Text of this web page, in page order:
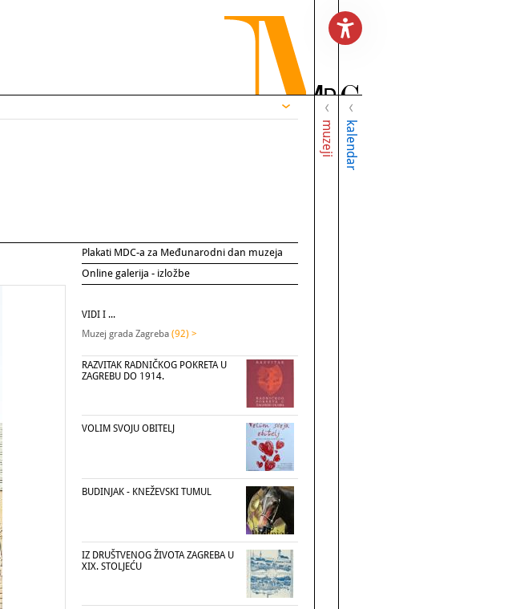
muzeji kalendar
Plakati MDC-a za Međunarodni dan muzeja
Online galerija - izložbe
VIDI I ...
Muzej grada Zagreba (92) >
RAZVITAK RADNIČKOG POKRETA U
ZAGREBU DO 1914.
VOLIM SVOJU OBITELJ
BUDINJAK - KNEŽEVSKI TUMUL
IZ DRUŠTVENOG ŽIVOTA ZAGREBA U
XIX. STOLJEĆU